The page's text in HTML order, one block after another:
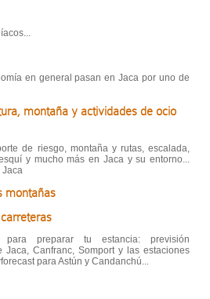
en general pasan en Jaca por uno de
montaña y actividades de ocio
de riesgo, montaña y rutas, escalada,
y mucho más en Jaca y su entorno...
Jaca
montañas
preparar tu estancia: previsión
Jaca, Canfranc, Somport y las estaciones
para Astún y Candanchú...